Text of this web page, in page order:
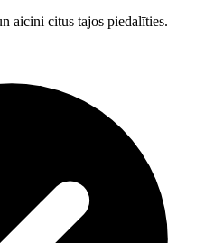
aicini citus tajos piedalīties.